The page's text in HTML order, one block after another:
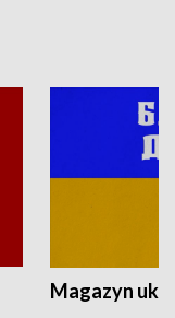
Magazyn